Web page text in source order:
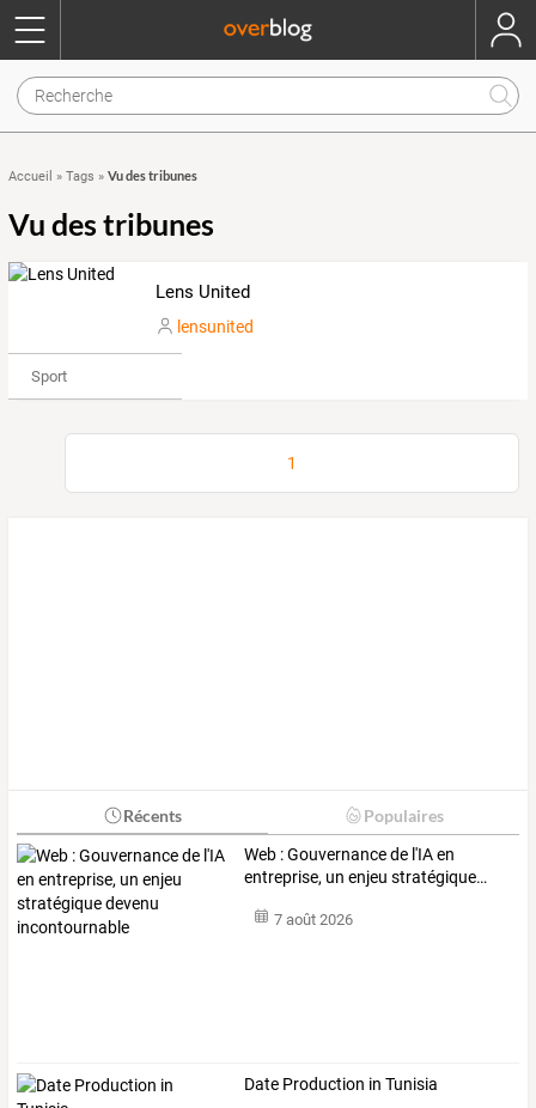
Accueil » Tags » Vu des tribunes
Vu des tribunes
Lens United
lensunited
Sport
1
Récents Populaires
Web :Gouvernancede l'IAen
entreprise, un enjeu stratégique…
7 août 2026
Date Production in Tunisia